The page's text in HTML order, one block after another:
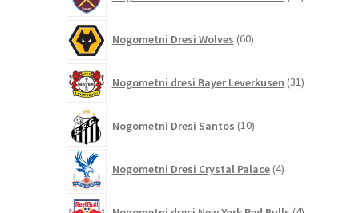
Nogometni Dresi Wolves 60izdelkov
Nogometni dresi Bayer Leverkusen 31izdelkov
Nogometni Dresi Santos 10izdelkov
Nogometni Dresi Crystal Palace 4izdelki